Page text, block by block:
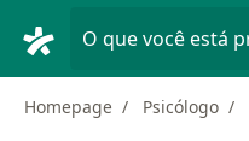
O que você está
Homepage Psicólogo